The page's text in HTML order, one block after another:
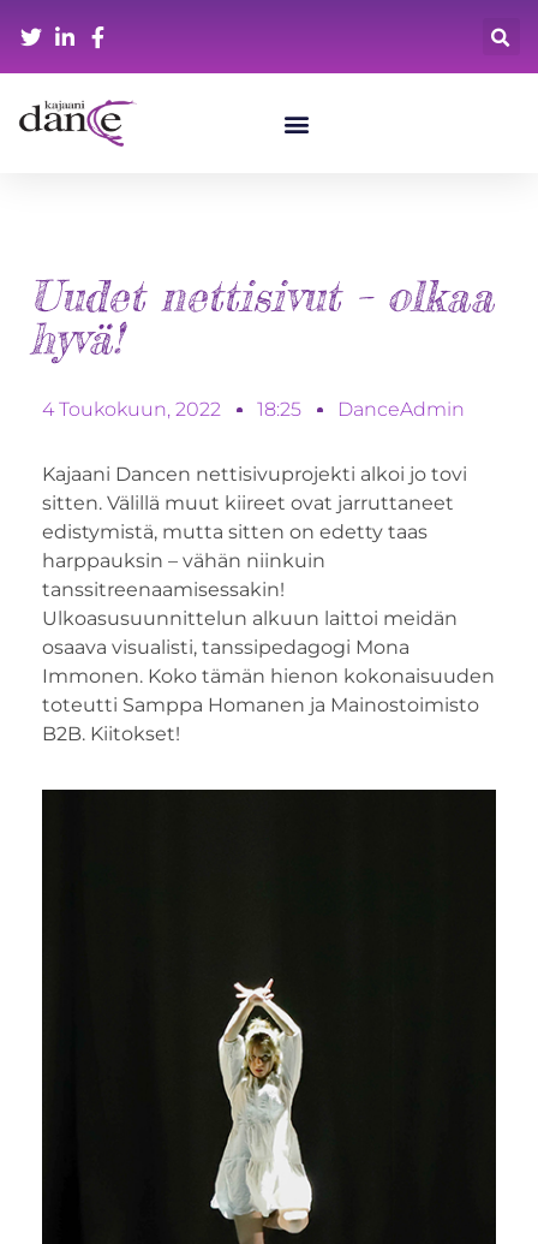
Uudet nettisivut – olkaa
hyvä!
4 Toukokuun, 2022 18:25 DanceAdmin
Kajaani Dancen nettisivuprojekti alkoi jo tovi
sitten. Välillä muut kiireet ovat jarruttaneet
edistymistä, mutta sitten on edetty taas
harppauksin – vähän niinkuin
tanssitreenaamisessakin!
Ulkoasusuunnittelun alkuun laittoi meidän
osaava visualisti, tanssipedagogi Mona
Immonen. Koko tämän hienon kokonaisuuden
toteutti Samppa Homanen ja Mainostoimisto
B2B. Kiitokset!